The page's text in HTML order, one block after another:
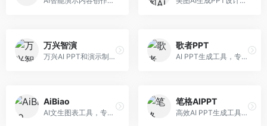
万兴智演
万兴AI PPT和演示制作软件，整合视频演示功能。面向职场人士和教育工作者，提供PPT生成、演示录制、视频制作等服务，演示功能完善。
歌者PPT
AI PPT生成工具，专注于演示文稿智能创作。面向职场人士，支持主题输入、内容生成、设计美化等功能，PPT制作效率高。
AiBiao
AI文生图表工具，专注于数据可视化展示。面向数据分析师和职场人士，提供图表生成、数据可视化、PPT嵌入等服务，数据展示专业。
笔格AIPPT
高效AI PPT生成工具，专注于演示文稿智能创作。面向职场人士，支持主题输入、内容生成、设计美化等功能，PPT制作效率高。